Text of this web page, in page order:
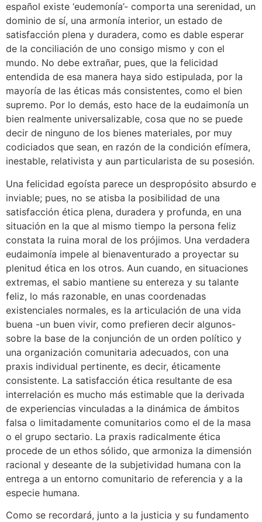
español existe ‘eudemonía’- comporta una serenidad, un
dominio de sí, una armonía interior, un estado de
satisfacción plena y duradera, como es dable esperar
de la conciliación de uno consigo mismo y con el
mundo. No debe extrañar, pues, que la felicidad
entendida de esa manera haya sido estipulada, por la
mayoría de las éticas más consistentes, como el bien
supremo. Por lo demás, esto hace de la eudaimonía un
bien realmente universalizable, cosa que no se puede
decir de ninguno de los bienes materiales, por muy
codiciados que sean, en razón de la condición efímera,
inestable, relativista y aun particularista de su posesión.
Una felicidad egoísta parece un despropósito absurdo e
inviable; pues, no se atisba la posibilidad de una
satisfacción ética plena, duradera y profunda, en una
situación en la que al mismo tiempo la persona feliz
constata la ruina moral de los prójimos. Una verdadera
eudaimonía impele al bienaventurado a proyectar su
plenitud ética en los otros. Aun cuando, en situaciones
extremas, el sabio mantiene su entereza y su talante
feliz, lo más razonable, en unas coordenadas
existenciales normales, es la articulación de una vida
buena -un buen vivir, como prefieren decir algunos-
sobre la base de la conjunción de un orden político y
una organización comunitaria adecuados, con una
praxis individual pertinente, es decir, éticamente
consistente. La satisfacción ética resultante de esa
interrelación es mucho más estimable que la derivada
de experiencias vinculadas a la dinámica de ámbitos
falsa o limitadamente comunitarios como el de la masa
o el grupo sectario. La praxis radicalmente ética
procede de un ethos sólido, que armoniza la dimensión
racional y deseante de la subjetividad humana con la
entrega a un entorno comunitario de referencia y a la
especie humana.
Como se recordará, junto a la justicia y su fundamento